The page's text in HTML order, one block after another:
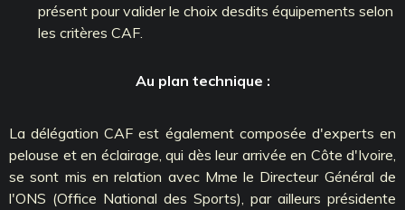
présent pour valider le choix desdits équipements selon
les critères CAF.
Au plan technique :
La délégation CAF est également composée d'experts en
pelouse et en éclairage, qui dès leur arrivée en Côte d'Ivoire,
se sont mis en relation avec Mme le Directeur Général de
l'ONS (Office National des Sports), par ailleurs présidente